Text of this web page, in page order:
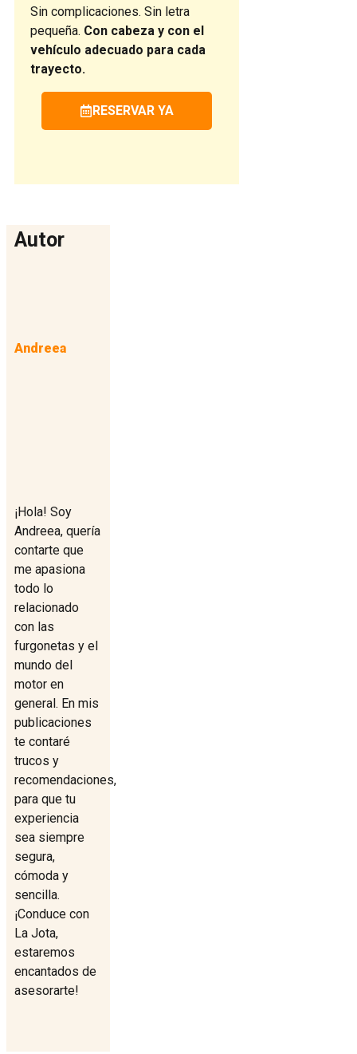
Sin complicaciones. Sin letra
pequeña. Con cabeza y con el
vehículo adecuado para cada
trayecto.
RESERVAR YA
Autor
Andreea
¡Hola! Soy
Andreea, quería
contarte que
me apasiona
todo lo
relacionado
con las
furgonetas y el
mundo del
motor en
general. En mis
publicaciones
te contaré
trucos y
recomendaciones,
para que tu
experiencia
sea siempre
segura,
cómoda y
sencilla.
¡Conduce con
La Jota,
estaremos
encantados de
asesorarte!